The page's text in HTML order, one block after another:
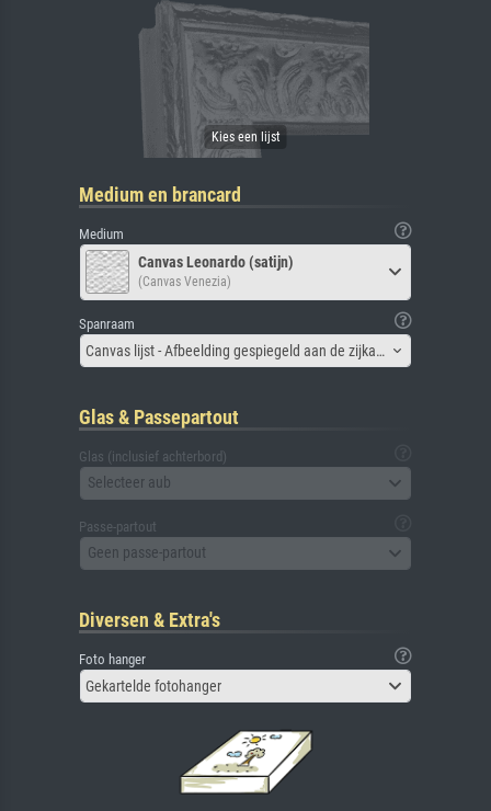
Medium en brancard
Medium
Canvas Leonardo (satijn)
(Canvas Venezia)
Spanraam
Canvas lijst - Afbeelding gespiegeld aan de zijkant
Glas & Passepartout
Glas (inclusief achterbord)
Selecteer aub
Passe-partout
Geen passe-partout
Diversen & Extra's
Foto hanger
Gekartelde fotohanger